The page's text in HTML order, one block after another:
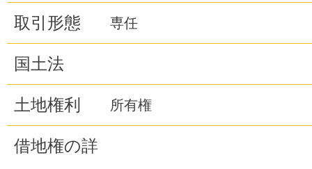
取引形態 専任
国土法
土地権利 所有権
借地権の詳